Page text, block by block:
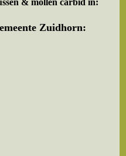
& mollen carbid in:
Zuidhorn: